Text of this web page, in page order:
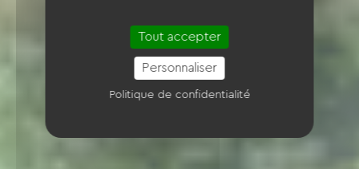
Tout accepter
Personnaliser
Politique de confidentialité